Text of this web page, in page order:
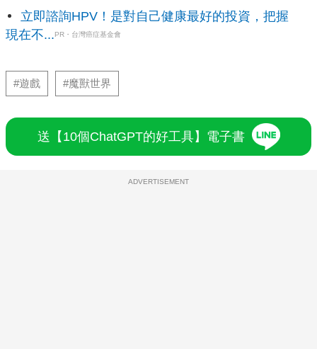
立即諮詢HPV！是對自己健康最好的投資，把握
現在不...PR・台灣癌症基金會
#遊戲 #魔獸世界
送【10個ChatGPT的好工具】電子書
ADVERTISEMENT